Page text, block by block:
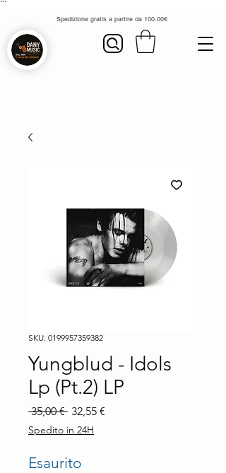
```
Spedizione gratis a partire da 100.00€
SKU: 0199957359382
Yungblud - Idols
Lp (Pt.2) LP
35,00 € Prezzo
regolare
32,55 €
Spedito in 24H
Esaurito